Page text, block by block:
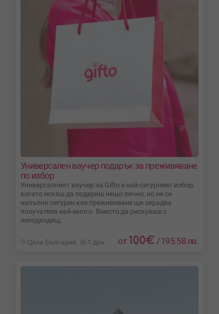
Универсален ваучер подарък за преживяване
по избор
Универсалният ваучер на Gifto е най-сигурният избор,
когато искаш да подариш нещо лично, но не си
напълно сигурен кое преживяване ще зарадва
получателя най-много. Вместо да рискуваш с
неподходящ
Цяла България 1 ден от 100€ /195.58 лв.